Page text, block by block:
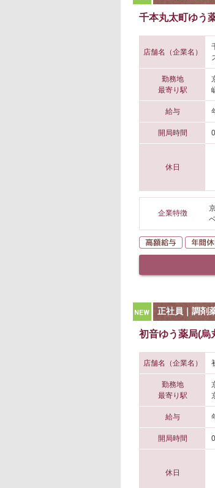
千本丸太町ゆう
店舗名（企業名）
勤務地
最寄り駅
給与
開局時間
休日
企業特徴
高額給与
NEW
正社員｜調剤
初音ゆう薬局(烏
店舗名（企業名）
勤務地
最寄り駅
給与
開局時間
休日